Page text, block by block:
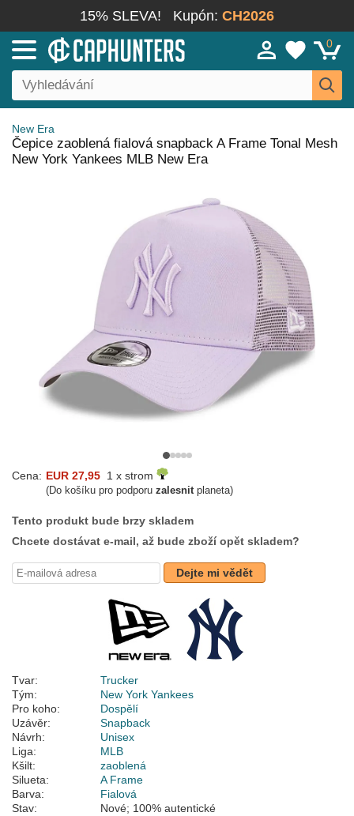
15% SLEVA! Kupón: CH2026
0
New Era
Čepice zaoblená fialová snapback A Frame Tonal Mesh
New York Yankees MLB New Era
Cena: EUR 27,95 1 x strom
(Do košíku pro podporu zalesnitplaneta)
Tento produkt bude brzy skladem
Chcete dostávat e-mail, až bude zboží opět skladem?
Dejte mi vědět
Tvar:
Trucker
Tým:
New York Yankees
Pro koho:
Dospělí
Uzávěr:
Snapback
Návrh:
Unisex
Liga:
MLB
Kšilt:
zaoblená
Silueta:
A Frame
Barva:
Fialová
Stav:
Nové; 100% autentické